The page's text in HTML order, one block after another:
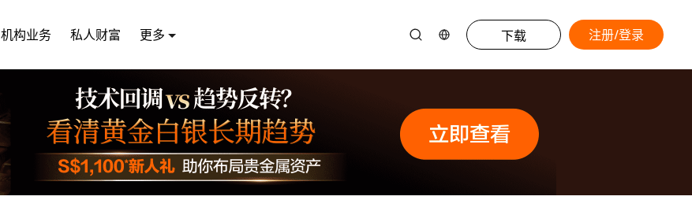
机构业务 私人财富 更多 下载 注册/登录